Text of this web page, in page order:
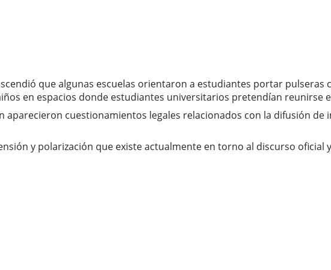
que algunas escuelas orientaron a estudiantes portar
en espacios donde estudiantes universitarios pretendían reunirse
aparecieron cuestionamientos legales relacionados con la difusión de
y polarización que existe actualmente en torno al discurso oficial